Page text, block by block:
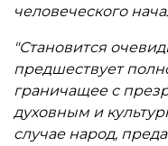
человеческого
"Становится
предшествует
граничащее с
духовным и
случае народ,